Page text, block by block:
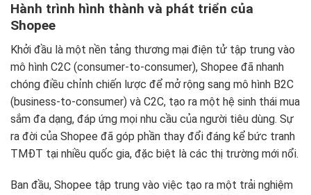
Hành trình hình thành và phát triển của
Shopee
Khởi đầu là một nền tảng thương mại điện tử tập trung vào
mô hình C2C (consumer-to-consumer), Shopee đã nhanh
chóng điều chỉnh chiến lược để mở rộng sang mô hình B2C
(business-to-consumer) và C2C, tạo ra một hệ sinh thái mua
sắm đa dạng, đáp ứng mọi nhu cầu của người tiêu dùng. Sự
ra đời của Shopee đã góp phần thay đổi đáng kể bức tranh
TMĐT tại nhiều quốc gia, đặc biệt là các thị trường mới nổi.
Ban đầu, Shopee tập trung vào việc tạo ra một trải nghiệm